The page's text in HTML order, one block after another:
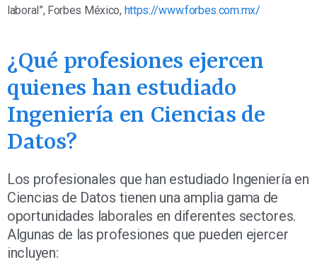
laboral”, Forbes México, https://www.forbes.com.mx/
¿Qué profesiones ejercen
quienes han estudiado
Ingeniería en Ciencias de
Datos?
Los profesionales que han estudiado Ingeniería en
Ciencias de Datos tienen una amplia gama de
oportunidades laborales en diferentes sectores.
Algunas de las profesiones que pueden ejercer
incluyen: